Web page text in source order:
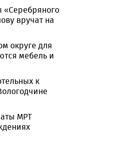
«Серебряного
вручат на
округе для
мебель и
к
МРТ